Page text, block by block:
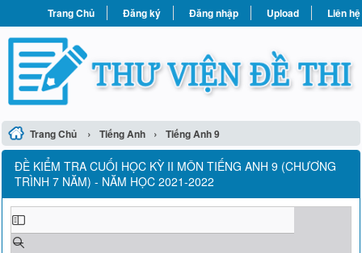
Trang Chủ Đăng ký Đăng nhập Upload Liên hệ
Trang Chủ › Tiếng Anh › Tiếng Anh 9
ĐỀ KIỂM TRA CUỐI HỌC KỲ II MÔN TIẾNG ANH 9 (CHƯƠNG
TRÌNH 7 NĂM) - NĂM HỌC 2021-2022